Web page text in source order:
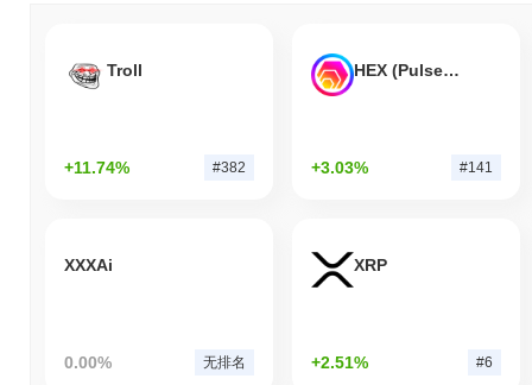
Troll
+11.74% #382
HEX (Pulsechain)
+3.03% #141
XXXAi
0.00% 无排名
XRP
+2.51% #6